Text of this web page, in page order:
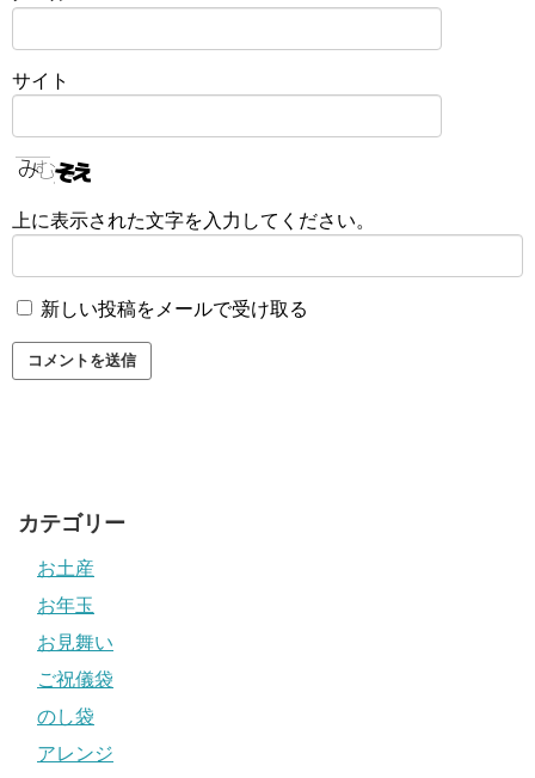
サイト
上に表示された文字を入力してください。
新しい投稿をメールで受け取る
カテゴリー
お土産
お年玉
お見舞い
ご祝儀袋
のし袋
アレンジ